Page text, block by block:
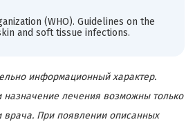
(WHO). Guidelines on the
and soft tissue infections.
информационный характер.
назначение лечения возможны только
врача. При появлении описанных